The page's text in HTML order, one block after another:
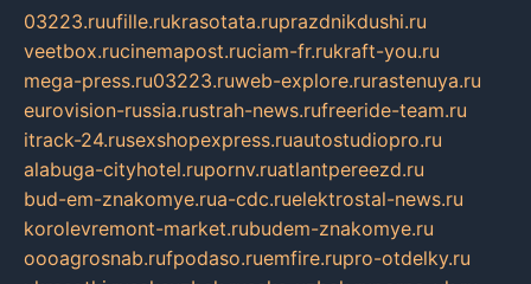
03223.ruufille.rukrasotata.ruprazdnikdushi.ru
veetbox.rucinemapost.ruciam-fr.rukraft-you.ru
mega-press.ru03223.ruweb-explore.rurastenuya.ru
eurovision-russia.rustrah-news.rufreeride-team.ru
itrack-24.rusexshopexpress.ruautostudiopro.ru
alabuga-cityhotel.rupornv.ruatlantpereezd.ru
bud-em-znakomye.rua-cdc.ruelektrostal-news.ru
korolevremont-market.rubudem-znakomye.ru
oooagrosnab.rufpodaso.ruemfire.rupro-otdelky.ru